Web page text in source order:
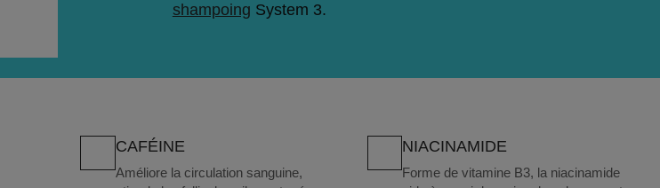
shampoing System 3.
CAFÉINE
Améliore la circulation sanguine,
NIACINAMIDE
Forme de vitamine B3, la niacinamide